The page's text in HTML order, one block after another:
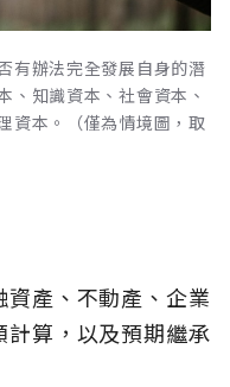
有辦法完全發展自身的潛
、知識資本、社會資本、
資本。（僅為情境圖，取
產、不動產、企業
算，以及預期繼承